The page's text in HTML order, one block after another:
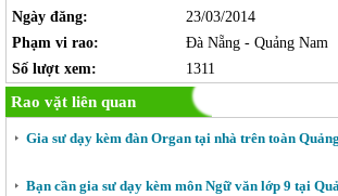
Ngày đăng:
23/03/2014
Phạm vi rao:
Đà Nẵng - Quảng Nam
Số lượt xem:
1311
Rao vặt liên quan
Gia sư dạy kèm đàn Organ tại nhà trên toàn
Bạn cần gia sư dạy kèm môn Ngữ văn lớp 9 tại